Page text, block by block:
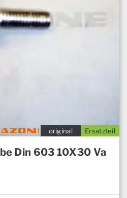
Ersatzteil
original
Din 603 10X30 Va